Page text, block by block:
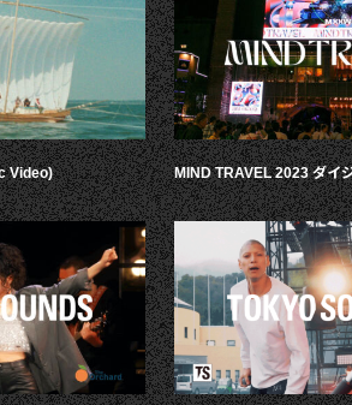
Video) MIND TRAVEL 2023 ダイ